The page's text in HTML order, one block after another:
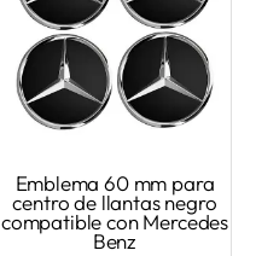
Emblema 60 mm para
centro de llantas negro
compatible con Mercedes
Benz